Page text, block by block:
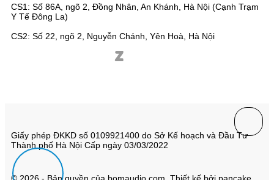
CS1: Số 86A, ngõ 2, Đồng Nhân, An Khánh, Hà Nội (Cạnh Trạm
Y Tế Đông La)
CS2: Số 22, ngõ 2, Nguyễn Chánh, Yên Hoà, Hà Nội
Giấy phép ĐKKD số 0109921400 do Sở Kế hoạch và Đầu Tư
Thành phố Hà Nội Cấp ngày 03/03/2022